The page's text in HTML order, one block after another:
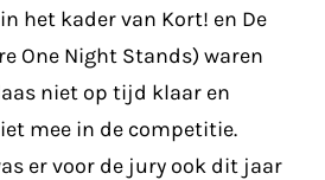
het kader van Kort! en De
One Night Stands) waren
niet op tijd klaar en
mee in de competitie.
er voor de jury ook dit jaar